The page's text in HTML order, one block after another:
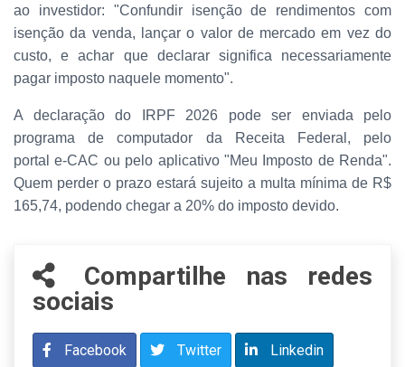
ao investidor: "Confundir isenção de rendimentos com
isenção da venda, lançar o valor de mercado em vez do
custo, e achar que declarar significa necessariamente
pagar imposto naquele momento".
A declaração do IRPF 2026 pode ser enviada pelo
programa de computador da Receita Federal, pelo
portal e-CAC ou pelo aplicativo "Meu Imposto de Renda".
Quem perder o prazo estará sujeito a multa mínima de R$
165,74, podendo chegar a 20% do imposto devido.
Compartilhe nas redes
sociais
Facebook Twitter Linkedin